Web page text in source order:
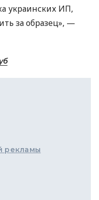
украинских ИП,
за образец», —
рекламы